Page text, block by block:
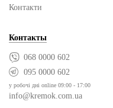
Контакти
Контакты
068 0000 602
095 0000 602
у робочі дні online 09:00 - 17:00
info@kremok.com.ua